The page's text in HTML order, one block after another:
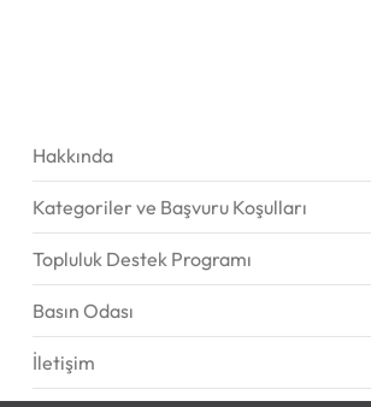
Hakkında
Kategoriler ve Başvuru Koşulları
Topluluk Destek Programı
Basın Odası
İletişim